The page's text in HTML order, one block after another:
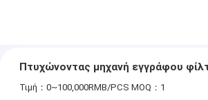
Πτυχώνοντας μηχανή εγγράφου
Τιμή：0~100,000RMB/PCS MOQ：1